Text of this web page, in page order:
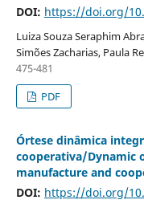
DOI: https://doi.org/
Luiza Souza Seraphim
Simões Zacharias, Paula
475-481
PDF
Órtese dinâmica
cooperativa/Dynamic
manufacture and
DOI: https://doi.org/